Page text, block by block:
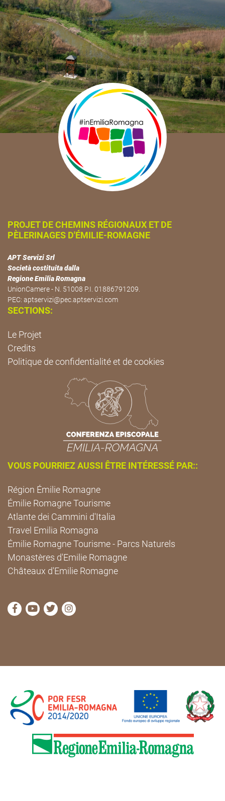
PROJET DE CHEMINS RÉGIONAUX ET DE
PÈLERINAGES D'ÉMILIE-ROMAGNE
APT Servizi Srl
Società costituita dalla
Regione Emilia Romagna
UnionCamere - N. 51008 P.I. 01886791209.
PEC: aptservizi@pec.aptservizi.com
SECTIONS:
Le Projet
Credits
Politique de confidentialité et de cookies
VOUS POURRIEZ AUSSI ÊTRE INTÉRESSÉ PAR::
Région Émilie Romagne
Émilie Romagne Tourisme
Atlante dei Cammini d'Italia
Travel Emilia Romagna
Émilie Romagne Tourisme - Parcs Naturels
Monastères d'Emilie Romagne
Châteaux d'Emilie Romagne
Visitez la page Facebook de Cammini Emilia-
Visitez la page YouTube de Cammini Emilia-
Visitez la page Twitter de Cammini Emilia-
Visitez la page Instagram de Cammini